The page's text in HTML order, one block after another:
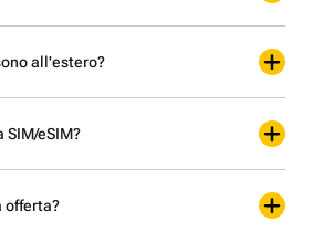
all'estero?
eSIM?
offerta?